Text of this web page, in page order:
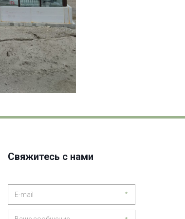
Свяжитесь с нами
*